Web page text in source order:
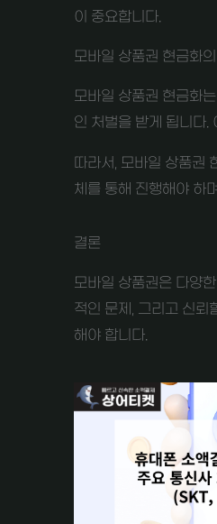
이 중요합니다.
모바일 상품권 현금화
모바일 상품권 현금화
인 처벌을 받게 됩니다.
따라서, 모바일 상품권
체를 통해 진행해야 하
결론
모바일 상품권은 다양
적인 문제, 그리고 신뢰
해야 합니다.